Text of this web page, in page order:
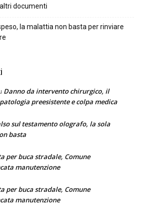
documenti
la malattia non basta per rinviare
Danno da intervento chirurgico, il
preesistente e colpa medica
sul testamento olografo, la sola
basta
per buca stradale, Comune
manutenzione
per buca stradale, Comune
manutenzione